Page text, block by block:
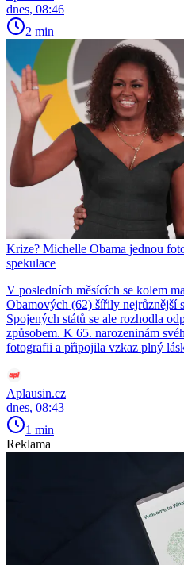
dnes, 08:46
2 min
Krize? Michelle Obama jednou
spekulace
V posledních měsících se kolem
Obamových (62) šířily nejrůznější
Spojených států se ale rozhodla
způsobem. K 65. narozeninám
fotografii a připojila vzkaz plný
Aplausin.cz
dnes, 08:43
1 min
Reklama